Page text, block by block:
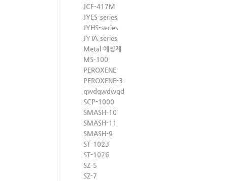
JCF-417M
JYES-series
JYHS-series
JYTA-series
Metal 에칭제
MS-100
PEROXENE
PEROXENE-3
qwdqwdwqd
SCP-1000
SMASH-10
SMASH-11
SMASH-9
ST-1023
ST-1026
SZ-5
SZ-7